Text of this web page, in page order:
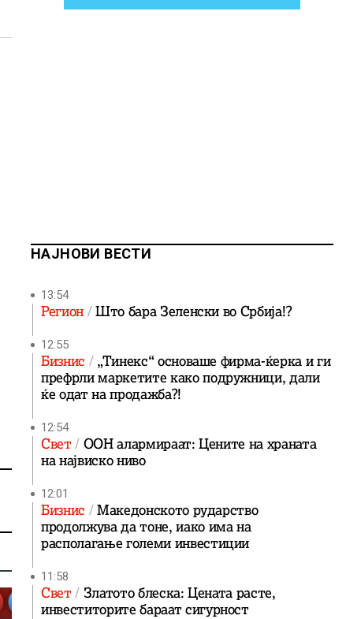
НАЈНОВИ ВЕСТИ
13:54
Регион Што бара Зеленски во Србија!?
12:55
Бизнис
„Тинекс“ основаше фирма-ќерка и ги
префрли маркетите како подружници, дали
ќе одат на продажба?!
12:54
Свет ООН алармираат: Цените на храната
на највиско ниво
12:01
Бизнис
Македонското рударство
продолжува да тоне, иако има на
располагање големи инвестиции
11:58
Свет Златото блеска: Цената расте,
инвеститорите бараат сигурност